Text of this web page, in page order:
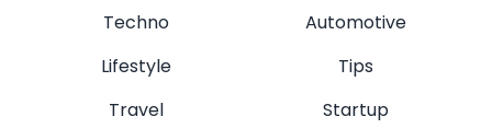
Techno
Lifestyle
Travel
Automotive
Tips
Startup